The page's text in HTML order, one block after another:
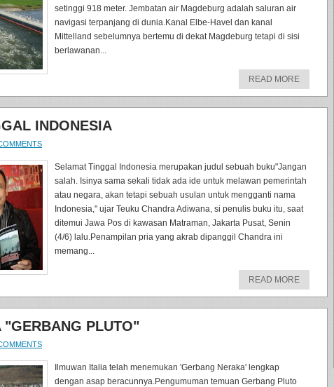
setinggi 918 meter. Jembatan air Magdeburg adalah saluran air
navigasi terpanjang di dunia.Kanal Elbe-Havel dan kanal
Mittelland sebelumnya bertemu di dekat Magdeburg tetapi di sisi
berlawanan...
READ MORE
INDONESIA
Selamat Tinggal Indonesia merupakan judul sebuah buku"Jangan
salah. Isinya sama sekali tidak ada ide untuk melawan pemerintah
atau negara, akan tetapi sebuah usulan untuk mengganti nama
Indonesia," ujar Teuku Chandra Adiwana, si penulis buku itu, saat
ditemui Jawa Pos di kawasan Matraman, Jakarta Pusat, Senin
(4/6) lalu.Penampilan pria yang akrab dipanggil Chandra ini
memang...
READ MORE
"GERBANG PLUTO"
Ilmuwan Italia telah menemukan 'Gerbang Neraka' lengkap
dengan asap beracunnya.Pengumuman temuan Gerbang Pluto